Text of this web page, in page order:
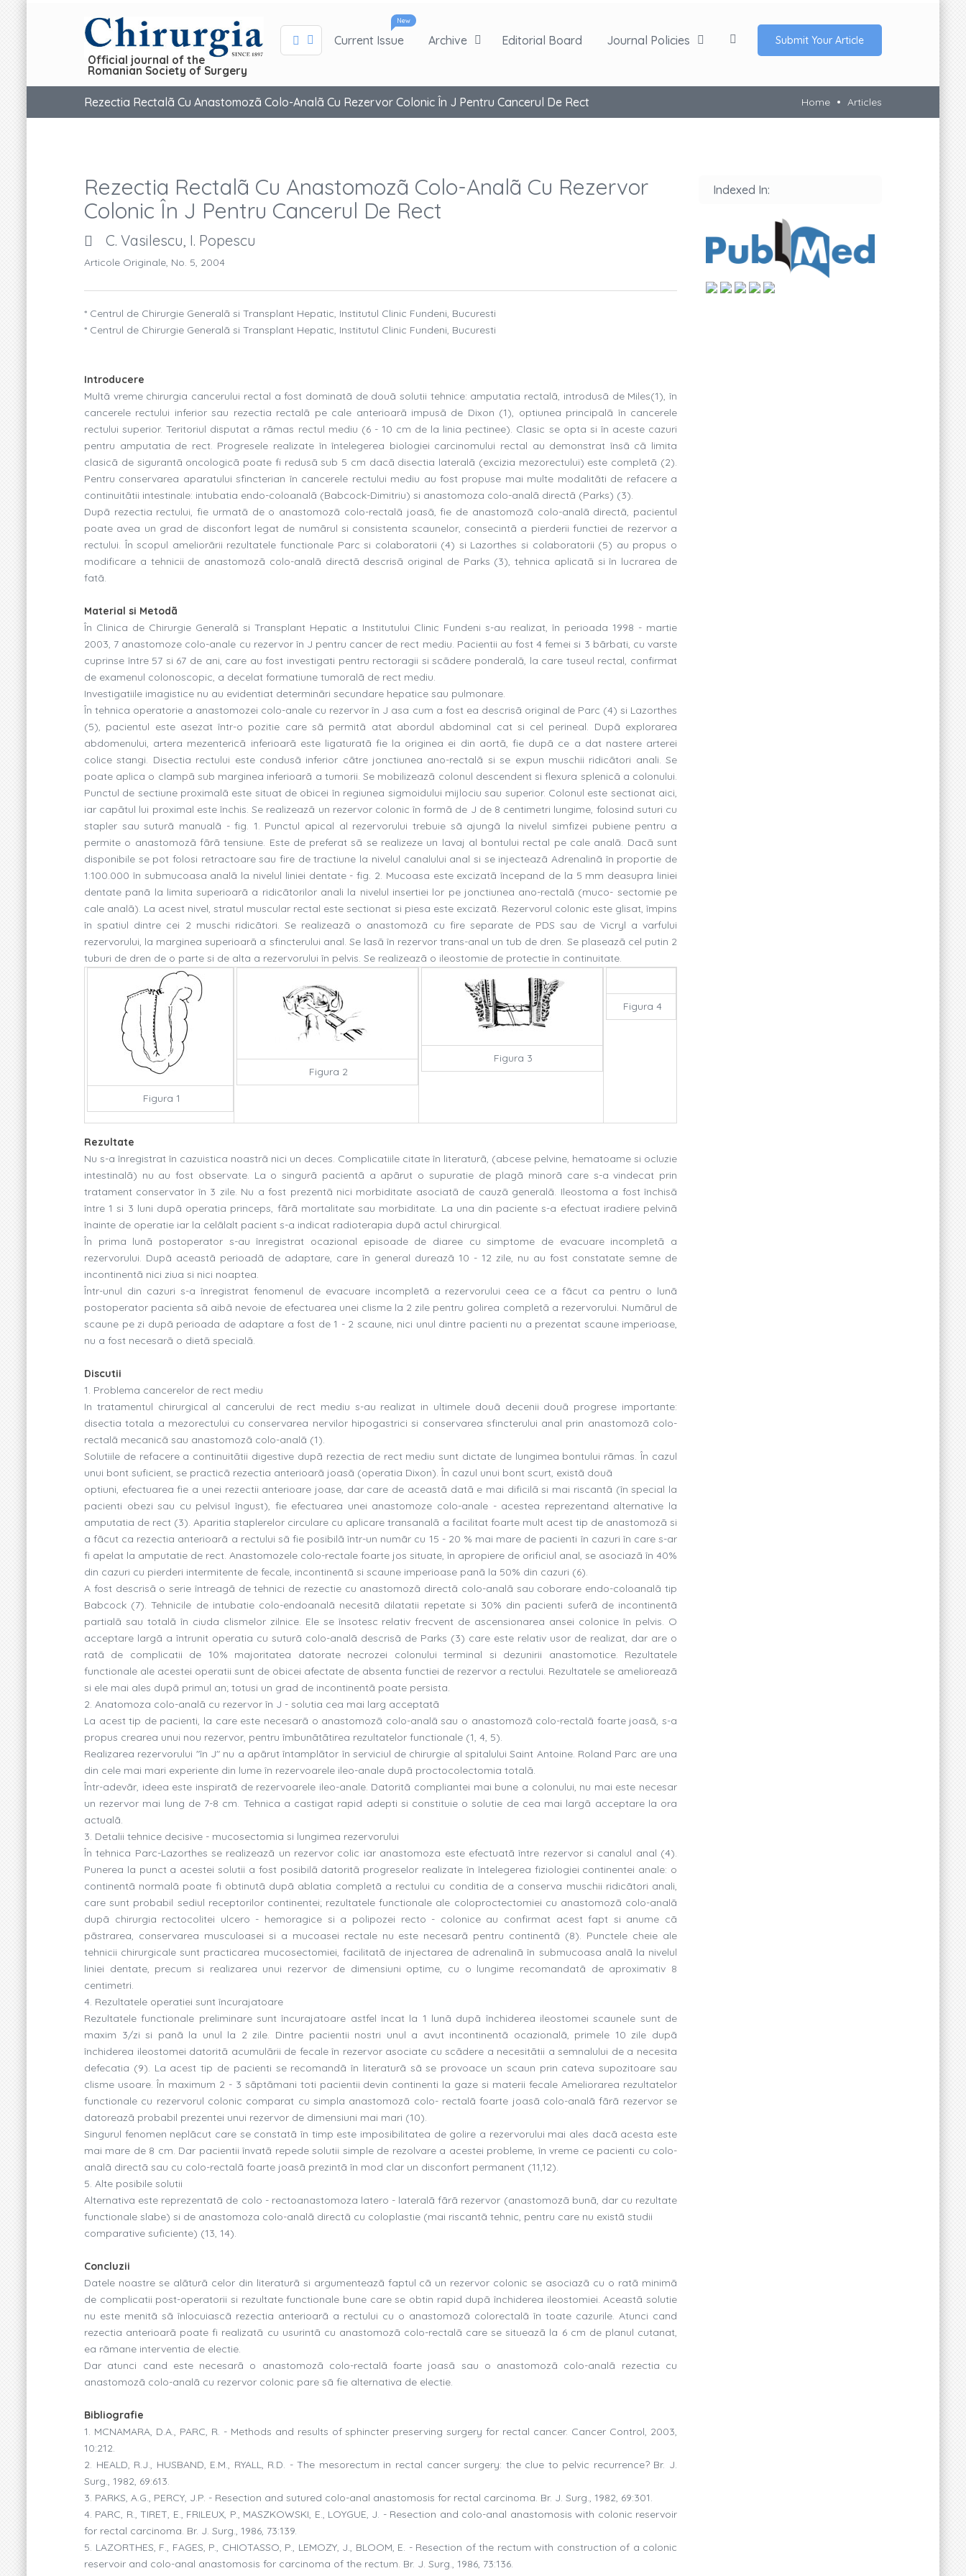
Official journal of the
Romanian Society of Surgery
New
Current Issue Archive Editorial Board Journal Policies Submit Your Article
Rezectia Rectalã Cu Anastomozã Colo-Analã Cu Rezervor Colonic În J Pentru Cancerul De Rect Home Articles
Rezectia Rectalã Cu Anastomozã Colo-Analã Cu Rezervor
Colonic În J Pentru Cancerul De Rect
C. Vasilescu, I. Popescu
Articole Originale, No. 5, 2004
* Centrul de Chirurgie Generalã si Transplant Hepatic, Institutul Clinic Fundeni, Bucuresti
* Centrul de Chirurgie Generalã si Transplant Hepatic, Institutul Clinic Fundeni, Bucuresti
Introducere
Multã vreme chirurgia cancerului rectal a fost dominatã de douã solutii tehnice: amputatia rectalã, introdusã de Miles(1), în
cancerele rectului inferior sau rezectia rectalã pe cale anterioarã impusã de Dixon (1), optiunea principalã în cancerele
rectului superior. Teritoriul disputat a rãmas rectul mediu (6 - 10 cm de la linia pectinee). Clasic se opta si în aceste cazuri
pentru amputatia de rect. Progresele realizate în întelegerea biologiei carcinomului rectal au demonstrat însã cã limita
clasicã de sigurantã oncologicã poate fi redusã sub 5 cm dacã disectia lateralã (excizia mezorectului) este completã (2).
Pentru conservarea aparatului sfincterian în cancerele rectului mediu au fost propuse mai multe modalitãti de refacere a
continuitãtii intestinale: intubatia endo-coloanalã (Babcock-Dimitriu) si anastomoza colo-analã directã (Parks) (3).
Dupã rezectia rectului, fie urmatã de o anastomozã colo-rectalã joasã, fie de anastomozã colo-analã directã, pacientul
poate avea un grad de disconfort legat de numãrul si consistenta scaunelor, consecintã a pierderii functiei de rezervor a
rectului. În scopul ameliorãrii rezultatele functionale Parc si colaboratorii (4) si Lazorthes si colaboratorii (5) au propus o
modificare a tehnicii de anastomozã colo-analã directã descrisã original de Parks (3), tehnica aplicatã si în lucrarea de
fatã.
Material si Metodã
În Clinica de Chirurgie Generalã si Transplant Hepatic a Institutului Clinic Fundeni s-au realizat, în perioada 1998 - martie
2003, 7 anastomoze colo-anale cu rezervor în J pentru cancer de rect mediu. Pacientii au fost 4 femei si 3 bãrbati, cu varste
cuprinse între 57 si 67 de ani, care au fost investigati pentru rectoragii si scãdere ponderalã, la care tuseul rectal, confirmat
de examenul colonoscopic, a decelat formatiune tumoralã de rect mediu.
Investigatiile imagistice nu au evidentiat determinãri secundare hepatice sau pulmonare.
În tehnica operatorie a anastomozei colo-anale cu rezervor în J asa cum a fost ea descrisã original de Parc (4) si Lazorthes
(5), pacientul este asezat într-o pozitie care sã permitã atat abordul abdominal cat si cel perineal. Dupã explorarea
abdomenului, artera mezentericã inferioarã este ligaturatã fie la originea ei din aortã, fie dupã ce a dat nastere arterei
colice stangi. Disectia rectului este condusã inferior cãtre jonctiunea ano-rectalã si se expun muschii ridicãtori anali. Se
poate aplica o clampã sub marginea inferioarã a tumorii. Se mobilizeazã colonul descendent si flexura splenicã a colonului.
Punctul de sectiune proximalã este situat de obicei în regiunea sigmoidului mijlociu sau superior. Colonul este sectionat aici,
iar capãtul lui proximal este închis. Se realizeazã un rezervor colonic în formã de J de 8 centimetri lungime, folosind suturi cu
stapler sau suturã manualã - fig. 1. Punctul apical al rezervorului trebuie sã ajungã la nivelul simfizei pubiene pentru a
permite o anastomozã fãrã tensiune. Este de preferat sã se realizeze un lavaj al bontului rectal pe cale analã. Dacã sunt
disponibile se pot folosi retractoare sau fire de tractiune la nivelul canalului anal si se injecteazã Adrenalinã în proportie de
1:100.000 în submucoasa analã la nivelul liniei dentate - fig. 2. Mucoasa este excizatã începand de la 5 mm deasupra liniei
dentate panã la limita superioarã a ridicãtorilor anali la nivelul insertiei lor pe jonctiunea ano-rectalã (muco- sectomie pe
cale analã). La acest nivel, stratul muscular rectal este sectionat si piesa este excizatã. Rezervorul colonic este glisat, împins
în spatiul dintre cei 2 muschi ridicãtori. Se realizeazã o anastomozã cu fire separate de PDS sau de Vicryl a varfului
rezervorului, la marginea superioarã a sfincterului anal. Se lasã în rezervor trans-anal un tub de dren. Se plaseazã cel putin 2
tuburi de dren de o parte si de alta a rezervorului în pelvis. Se realizeazã o ileostomie de protectie în continuitate.
Figura 1
Figura 2
Figura 3
Figura 4
Rezultate
Nu s-a înregistrat în cazuistica noastrã nici un deces. Complicatiile citate în literaturã, (abcese pelvine, hematoame si ocluzie
intestinalã) nu au fost observate. La o singurã pacientã a apãrut o supuratie de plagã minorã care s-a vindecat prin
tratament conservator în 3 zile. Nu a fost prezentã nici morbiditate asociatã de cauzã generalã. Ileostoma a fost închisã
între 1 si 3 luni dupã operatia princeps, fãrã mortalitate sau morbiditate. La una din paciente s-a efectuat iradiere pelvinã
înainte de operatie iar la celãlalt pacient s-a indicat radioterapia dupã actul chirurgical.
În prima lunã postoperator s-au înregistrat ocazional episoade de diaree cu simptome de evacuare incompletã a
rezervorului. Dupã aceastã perioadã de adaptare, care în general dureazã 10 - 12 zile, nu au fost constatate semne de
incontinentã nici ziua si nici noaptea.
Într-unul din cazuri s-a înregistrat fenomenul de evacuare incompletã a rezervorului ceea ce a fãcut ca pentru o lunã
postoperator pacienta sã aibã nevoie de efectuarea unei clisme la 2 zile pentru golirea completã a rezervorului. Numãrul de
scaune pe zi dupã perioada de adaptare a fost de 1 - 2 scaune, nici unul dintre pacienti nu a prezentat scaune imperioase,
nu a fost necesarã o dietã specialã.
Discutii
1. Problema cancerelor de rect mediu
In tratamentul chirurgical al cancerului de rect mediu s-au realizat in ultimele douã decenii douã progrese importante:
disectia totala a mezorectului cu conservarea nervilor hipogastrici si conservarea sfincterului anal prin anastomozã colo-
rectalã mecanicã sau anastomozã colo-analã (1).
Solutiile de refacere a continuitãtii digestive dupã rezectia de rect mediu sunt dictate de lungimea bontului rãmas. În cazul
unui bont suficient, se practicã rezectia anterioarã joasã (operatia Dixon). În cazul unui bont scurt, existã douã
optiuni, efectuarea fie a unei rezectii anterioare joase, dar care de aceastã datã e mai dificilã si mai riscantã (în special la
pacienti obezi sau cu pelvisul îngust), fie efectuarea unei anastomoze colo-anale - acestea reprezentand alternative la
amputatia de rect (3). Aparitia staplerelor circulare cu aplicare transanalã a facilitat foarte mult acest tip de anastomozã si
a fãcut ca rezectia anterioarã a rectului sã fie posibilã într-un numãr cu 15 - 20 % mai mare de pacienti în cazuri în care s-ar
fi apelat la amputatie de rect. Anastomozele colo-rectale foarte jos situate, în apropiere de orificiul anal, se asociazã în 40%
din cazuri cu pierderi intermitente de fecale, incontinentã si scaune imperioase panã la 50% din cazuri (6).
A fost descrisã o serie întreagã de tehnici de rezectie cu anastomozã directã colo-analã sau coborare endo-coloanalã tip
Babcock (7). Tehnicile de intubatie colo-endoanalã necesitã dilatatii repetate si 30% din pacienti suferã de incontinentã
partialã sau totalã în ciuda clismelor zilnice. Ele se însotesc relativ frecvent de ascensionarea ansei colonice în pelvis. O
acceptare largã a întrunit operatia cu suturã colo-analã descrisã de Parks (3) care este relativ usor de realizat, dar are o
ratã de complicatii de 10% majoritatea datorate necrozei colonului terminal si dezunirii anastomotice. Rezultatele
functionale ale acestei operatii sunt de obicei afectate de absenta functiei de rezervor a rectului. Rezultatele se amelioreazã
si ele mai ales dupã primul an; totusi un grad de incontinentã poate persista.
2. Anatomoza colo-analã cu rezervor în J - solutia cea mai larg acceptatã
La acest tip de pacienti, la care este necesarã o anastomozã colo-analã sau o anastomozã colo-rectalã foarte joasã, s-a
propus crearea unui nou rezervor, pentru îmbunãtãtirea rezultatelor functionale (1, 4, 5).
Realizarea rezervorului "în J" nu a apãrut întamplãtor în serviciul de chirurgie al spitalului Saint Antoine. Roland Parc are una
din cele mai mari experiente din lume în rezervoarele ileo-anale dupã proctocolectomia totalã.
Într-adevãr, ideea este inspiratã de rezervoarele ileo-anale. Datoritã compliantei mai bune a colonului, nu mai este necesar
un rezervor mai lung de 7-8 cm. Tehnica a castigat rapid adepti si constituie o solutie de cea mai largã acceptare la ora
actualã.
3. Detalii tehnice decisive - mucosectomia si lungimea rezervorului
În tehnica Parc-Lazorthes se realizeazã un rezervor colic iar anastomoza este efectuatã între rezervor si canalul anal (4).
Punerea la punct a acestei solutii a fost posibilã datoritã progreselor realizate în întelegerea fiziologiei continentei anale: o
continentã normalã poate fi obtinutã dupã ablatia completã a rectului cu conditia de a conserva muschii ridicãtori anali,
care sunt probabil sediul receptorilor continentei; rezultatele functionale ale coloproctectomiei cu anastomozã colo-analã
dupã chirurgia rectocolitei ulcero - hemoragice si a polipozei recto - colonice au confirmat acest fapt si anume cã
pãstrarea, conservarea musculoasei si a mucoasei rectale nu este necesarã pentru continentã (8). Punctele cheie ale
tehnicii chirurgicale sunt practicarea mucosectomiei, facilitatã de injectarea de adrenalinã în submucoasa analã la nivelul
liniei dentate, precum si realizarea unui rezervor de dimensiuni optime, cu o lungime recomandatã de aproximativ 8
centimetri.
4. Rezultatele operatiei sunt încurajatoare
Rezultatele functionale preliminare sunt încurajatoare astfel încat la 1 lunã dupã închiderea ileostomei scaunele sunt de
maxim 3/zi si panã la unul la 2 zile. Dintre pacientii nostri unul a avut incontinentã ocazionalã, primele 10 zile dupã
închiderea ileostomei datoritã acumulãrii de fecale în rezervor asociate cu scãdere a necesitãtii a semnalului de a necesita
defecatia (9). La acest tip de pacienti se recomandã în literaturã sã se provoace un scaun prin cateva supozitoare sau
clisme usoare. În maximum 2 - 3 sãptãmani toti pacientii devin continenti la gaze si materii fecale Ameliorarea rezultatelor
functionale cu rezervorul colonic comparat cu simpla anastomozã colo- rectalã foarte joasã colo-analã fãrã rezervor se
datoreazã probabil prezentei unui rezervor de dimensiuni mai mari (10).
Singurul fenomen neplãcut care se constatã în timp este imposibilitatea de golire a rezervorului mai ales dacã acesta este
mai mare de 8 cm. Dar pacientii învatã repede solutii simple de rezolvare a acestei probleme, în vreme ce pacienti cu colo-
analã directã sau cu colo-rectalã foarte joasã prezintã în mod clar un disconfort permanent (11,12).
5. Alte posibile solutii
Alternativa este reprezentatã de colo - rectoanastomoza latero - lateralã fãrã rezervor (anastomozã bunã, dar cu rezultate
functionale slabe) si de anastomoza colo-analã directã cu coloplastie (mai riscantã tehnic, pentru care nu existã studii
comparative suficiente) (13, 14).
Concluzii
Datele noastre se alãturã celor din literaturã si argumenteazã faptul cã un rezervor colonic se asociazã cu o ratã minimã
de complicatii post-operatorii si rezultate functionale bune care se obtin rapid dupã închiderea ileostomiei. Aceastã solutie
nu este menitã sã înlocuiascã rezectia anterioarã a rectului cu o anastomozã colorectalã în toate cazurile. Atunci cand
rezectia anterioarã poate fi realizatã cu usurintã cu anastomozã colo-rectalã care se situeazã la 6 cm de planul cutanat,
ea rãmane interventia de electie.
Dar atunci cand este necesarã o anastomozã colo-rectalã foarte joasã sau o anastomozã colo-analã rezectia cu
anastomozã colo-analã cu rezervor colonic pare sã fie alternativa de electie.
Bibliografie
1. MCNAMARA, D.A., PARC, R. - Methods and results of sphincter preserving surgery for rectal cancer. Cancer Control, 2003,
10:212.
2. HEALD, R.J., HUSBAND, E.M., RYALL, R.D. - The mesorectum in rectal cancer surgery: the clue to pelvic recurrence? Br. J.
Surg., 1982, 69:613.
3. PARKS, A.G., PERCY, J.P. - Resection and sutured colo-anal anastomosis for rectal carcinoma. Br. J. Surg., 1982, 69:301.
4. PARC, R., TIRET, E., FRILEUX, P., MASZKOWSKI, E., LOYGUE, J. - Resection and colo-anal anastomosis with colonic reservoir
for rectal carcinoma. Br. J. Surg., 1986, 73:139.
5. LAZORTHES, F., FAGES, P., CHIOTASSO, P., LEMOZY, J., BLOOM, E. - Resection of the rectum with construction of a colonic
reservoir and colo-anal anastomosis for carcinoma of the rectum. Br. J. Surg., 1986, 73:136.
Indexed In: